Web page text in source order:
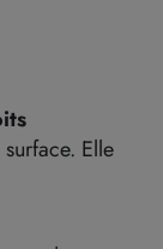
Elle